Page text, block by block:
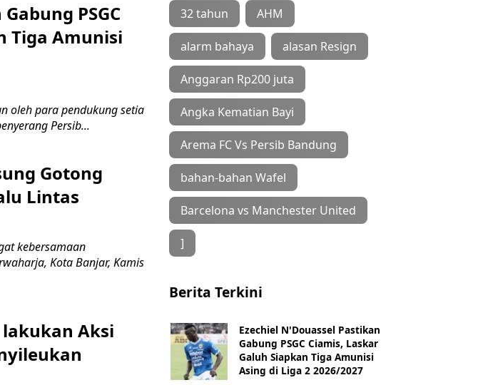
PSGC
Tiga Amunisi
oleh para pendukung setia
Persib...
Gotong
Lintas
kebersamaan
Kota Banjar, Kamis
Aksi
32 tahun AHM
alarm bahaya alasan Resign
Anggaran Rp200 juta
Angka Kematian Bayi
Arema FC Vs Persib Bandung
bahan-bahan Wafel
Barcelona vs Manchester United
]
Berita Terkini
Ezechiel N'Douassel Pastikan
Gabung PSGC Ciamis, Laskar
Galuh Siapkan Tiga Amunisi
Asing di Liga 2 2026/2027